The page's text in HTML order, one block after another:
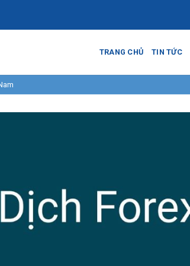
TRANG CHỦ TIN TỨC